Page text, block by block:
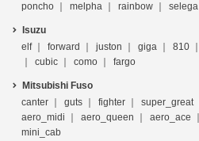
poncho
melpha rainbow selega
Isuzu
elf
forward juston giga 810
cubic
como fargo
Mitsubishi Fuso
canter
guts fighter super_great
aero_midi
aero_queen aero_ace
mini_cab